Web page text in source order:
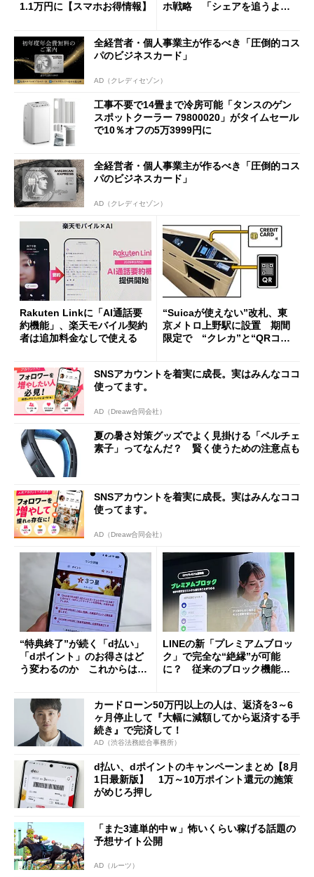
1.1万円に【スマホお得情報】
ホ戦略 「シェアを追うより
全経営者・個人事業主が作るべき「圧倒的コス
パのビジネスカード」
AD（クレディセゾン）
工事不要で14畳まで冷房可能「タンスのゲン
スポットクーラー 79800020」がタイムセール
で10％オフの5万3999円に
全経営者・個人事業主が作るべき「圧倒的コス
パのビジネスカード」
AD（クレディセゾン）
Rakuten Linkに「AI通話要
約機能」、楽天モバイル契約
者は追加料金なしで使える
“Suicaが使えない”改札、東
京メトロ上野駅に設置 期間
限定で “クレカ”と“QRコー
SNSアカウントを着実に成長。実はみんなココ
使ってます。
AD（Dreaw合同会社）
夏の暑さ対策グッズでよく見掛ける「ペルチェ
素子」ってなんだ？ 賢く使うための注意点も
SNSアカウントを着実に成長。実はみんなココ
使ってます。
AD（Dreaw合同会社）
“特典終了”が続く「d払い」
「dポイント」のお得さはど
う変わるのか これからは
LINEの新「プレミアムブロッ
ク」で完全な“絶縁”が可能
に？ 従来のブロック機能と
カードローン50万円以上の人は、返済を3～6
ヶ月停止して『大幅に減額してから返済する手
続き』で完済して！
AD（渋谷法務総合事務所）
d払い、dポイントのキャンペーンまとめ【8月
1日最新版】 1万～10万ポイント還元の施策
がめじろ押し
「また3連単的中ｗ」怖いくらい稼げる話題の
予想サイト公開
AD（ルーツ）